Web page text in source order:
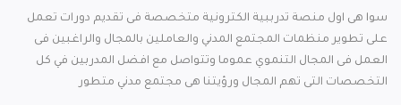
سوا هى اول منصة تدرببية الكترونية متخصصة فى تقديم دورات تعمل
على تطوير منظمات المجتمع المدني والعاملين بالمجال والراغبين فى
العمل فى المجال التنموي عموما وتتواصل مع افضل المدربين في كل
التخصصات التى تهم المجال ورؤيتنا هى مجتمع مدني متطور